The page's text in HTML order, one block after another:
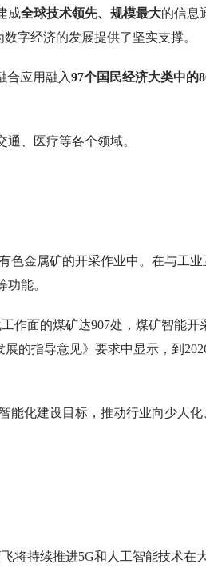
成全球技术领先、规模最大的信息
数字经济的发展提供了坚实支撑。
合应用融入97个国民经济大类中的
、医疗等各个领域。
色金属矿的开采作业中。在与工业
能。
作面的煤矿达907处，煤矿智能开
的指导意见》要求中显示，到
能化建设目标，推动行业向少人化
将持续推进5G和人工智能技术在